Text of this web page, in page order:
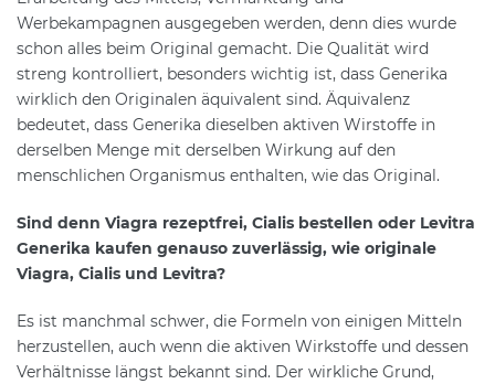
Werbekampagnen ausgegeben werden, denn dies wurde
schon alles beim Original gemacht. Die Qualität wird
streng kontrolliert, besonders wichtig ist, dass Generika
wirklich den Originalen äquivalent sind. Äquivalenz
bedeutet, dass Generika dieselben aktiven Wirstoffe in
derselben Menge mit derselben Wirkung auf den
menschlichen Organismus enthalten, wie das Original.
Sind denn Viagra rezeptfrei, Cialis bestellen oder Levitra
Generika kaufen genauso zuverlässig, wie originale
Viagra, Cialis und Levitra?
Es ist manchmal schwer, die Formeln von einigen Mitteln
herzustellen, auch wenn die aktiven Wirkstoffe und dessen
Verhältnisse längst bekannt sind. Der wirkliche Grund,